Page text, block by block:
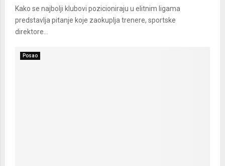
Kako se najbolji klubovi pozicioniraju u elitnim ligama
predstavlja pitanje koje zaokuplja trenere, sportske
direktore...
Posao